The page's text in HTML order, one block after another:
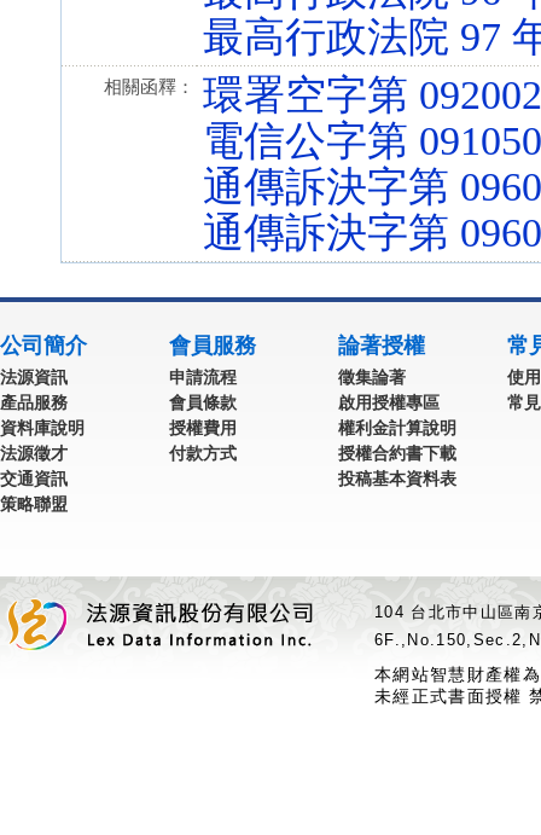
最高行政法院 97
相關函釋：
環署空字第
電信公字第
通傳訴決字第
通傳訴決字第
公司簡介
法源資訊
產品服務
資料庫說明
法源徵才
交通資訊
策略聯盟
會員服務
申請流程
會員條款
授權費用
付款方式
論著授權
徵集論著
啟用授權專區
權利金計算說明
授權合約書下載
投稿基本資料表
常
使
常
104 台北市中山區
本網站智慧財產權
未經正式書面授權